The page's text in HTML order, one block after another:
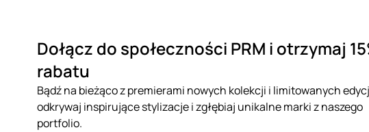
Dołącz do społeczności PRM i otrzymaj
rabatu
Bądź na bieżąco z premierami nowych kolekcji i limitowanych
odkrywaj inspirujące stylizacje i zgłębiaj unikalne marki z naszego
portfolio.